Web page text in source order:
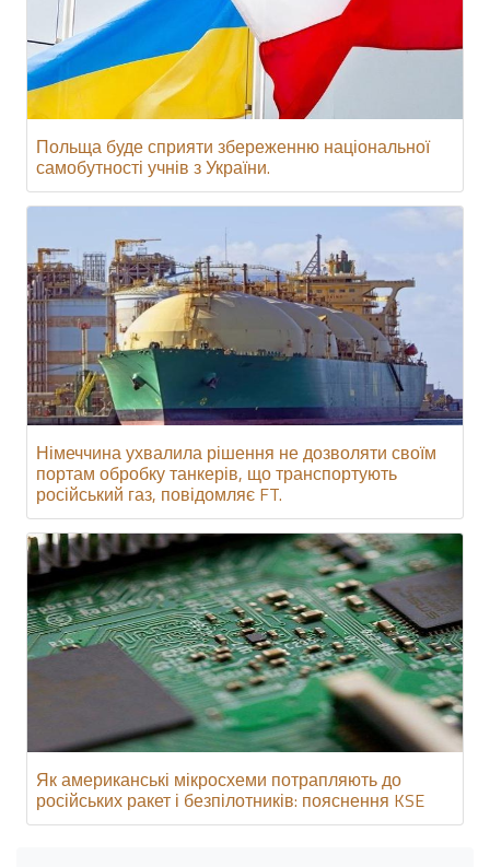
Польща буде сприяти збереженню національної
самобутності учнів з України.
Німеччина ухвалила рішення не дозволяти своїм
портам обробку танкерів, що транспортують
російський газ, повідомляє FT.
Як американські мікросхеми потрапляють до
російських ракет і безпілотників: пояснення KSE